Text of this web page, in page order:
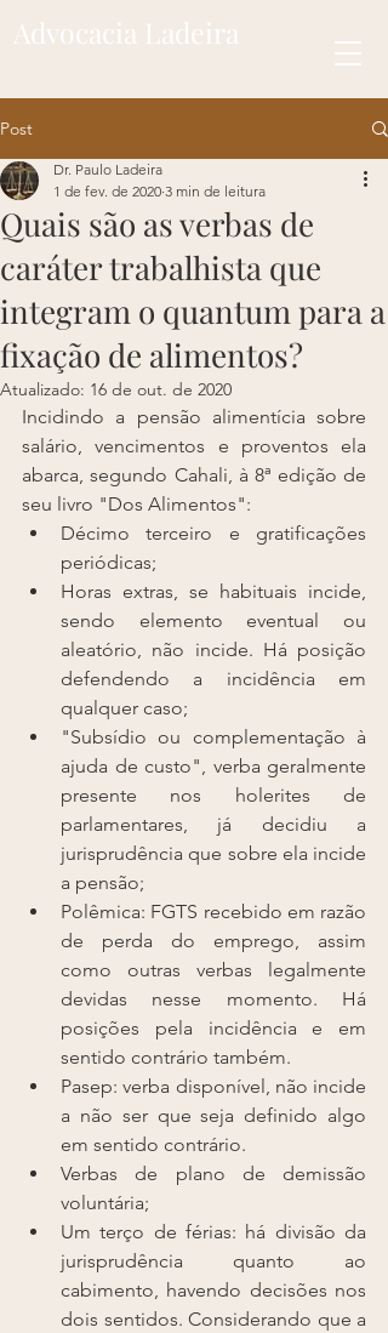
Advocacia Ladeira
Post
Quais são as verbas de
caráter trabalhista que
integram o quantum para a
fixação de alimentos?
Dr. Paulo Ladeira
1 de fev. de 2020 3 min de leitura
Atualizado: 16 de out. de 2020
Incidindo a pensão alimentícia sobre
salário, vencimentos e proventos ela
abarca, segundo Cahali, à 8ª edição de
seu livro "Dos Alimentos":
Décimo terceiro e gratificações
periódicas;
Horas extras, se habituais incide,
sendo elemento eventual ou
aleatório, não incide. Há posição
defendendo a incidência em
qualquer caso;
"Subsídio ou complementação à
ajuda de custo", verba geralmente
presente nos holerites de
parlamentares, já decidiu a
jurisprudência que sobre ela incide
a pensão;
Polêmica: FGTS recebido em razão
de perda do emprego, assim
como outras verbas legalmente
devidas nesse momento. Há
posições pela incidência e em
sentido contrário também.
Pasep: verba disponível, não incide
a não ser que seja definido algo
em sentido contrário.
Verbas de plano de demissão
voluntária;
Um terço de férias: há divisão da
jurisprudência quanto ao
cabimento, havendo decisões nos
dois sentidos. Considerando que a